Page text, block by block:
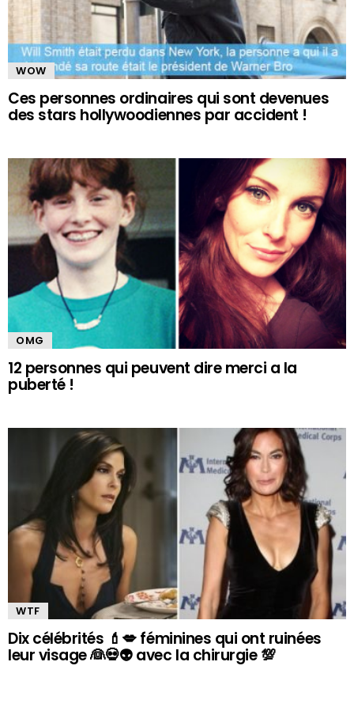
WOW
Ces personnes ordinaires qui sont devenues
des stars hollywoodiennes par accident !
OMG
12 personnes qui peuvent dire merci a la
puberté !
WTF
Dix célébrités 💄💋 féminines qui ont ruinées
leur visage 👰💀👽 avec la chirurgie 💯